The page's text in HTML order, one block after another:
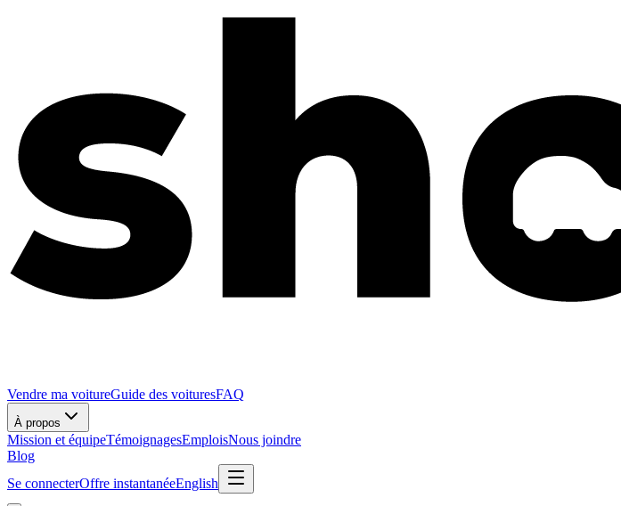
Vendre ma voitureGuide des voituresFAQ
À propos
Mission et équipeTémoignagesEmploisNous joindre
Blog
Se connecterOffre instantanéeEnglish